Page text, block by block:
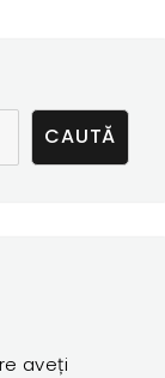
CAUTĂ
aveți